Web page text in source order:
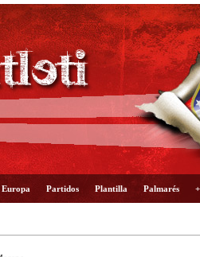
Europa Partidos Plantilla Palmarés